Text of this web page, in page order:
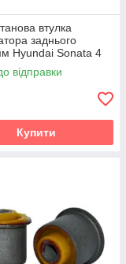
втулка
заднього
Hyundai Sonata 4
Седан (1998-2004)
відправки
Купити